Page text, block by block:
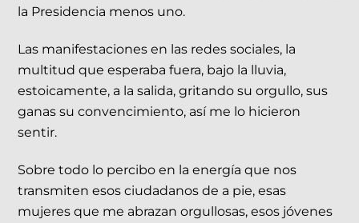
la Presidencia menos uno.
Las manifestaciones en las redes sociales, la
multitud que esperaba fuera, bajo la lluvia,
estoicamente, a la salida, gritando su orgullo, sus
ganas su convencimiento, así me lo hicieron
sentir.
Sobre todo lo percibo en la energía que nos
transmiten esos ciudadanos de a pie, esas
mujeres que me abrazan orgullosas, esos jóvenes